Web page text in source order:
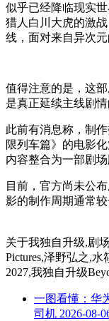
似乎已经降临现实
猎人白川大虎的激
线，面对来自异次元
值得注意的是，这
是真正延续主线剧情
此前有消息称，制
限列车篇》的电影
内容整合为一部剧场
目前，官方尚未公
影的制作周期通常较
关于我独自升级,剧
Pictures,泽野弘之,
2027,我独自升级
一图看懂：华
司机 2026-08-